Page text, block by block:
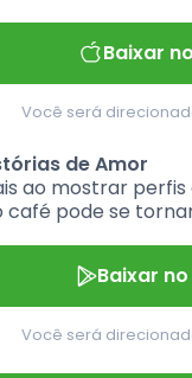
Baixar
Você será
de Amor
ao mostrar
café pode se
Baixar
Você será